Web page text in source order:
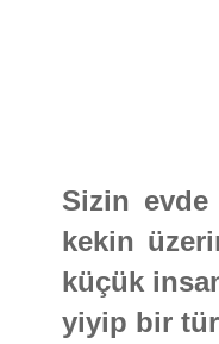
Sizin
kekin
küçük
yiyip bir